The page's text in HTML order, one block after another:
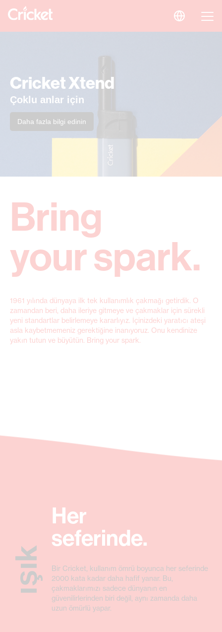
Cricket Xtend
Çoklu anlar için
Daha fazla bilgi edinin
Bring
your spark.
1961 yılında dünyaya ilk tek kullanımlık çakmağı getirdik. O
zamandan beri, daha ileriye gitmeye ve çakmaklar için sürekli
yeni standartlar belirlemeye kararlıyız. İçinizdeki yaratıcı ateşi
asla kaybetmemeniz gerektiğine inanıyoruz. Onu kendinize
yakın tutun ve büyütün. Bring your spark.
ışık
Her
seferinde.
Bir Cricket, kullanım ömrü boyunca her seferinde
2000 kata kadar daha hafif yanar. Bu,
çakmaklarımızı sadece dünyanın en
güvenilirlerinden biri değil, aynı zamanda daha
uzun ömürlü yapar.